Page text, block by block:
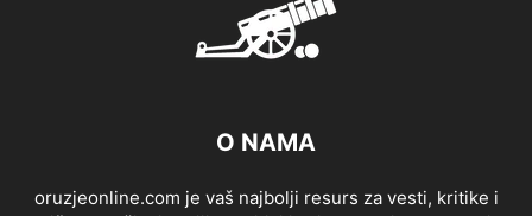
O NAMA
oruzjeonline.com je vaš najbolji resurs za vesti, kritike i